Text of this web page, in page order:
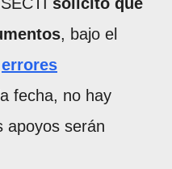
, bajo el
errores
fecha, no hay
apoyos serán